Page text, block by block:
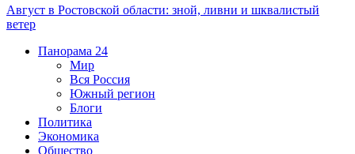
Август в Ростовской области: зной, ливни и шквалистый
ветер
Панорама 24
Мир
Вся Россия
Южный регион
Блоги
Политика
Экономика
Общество